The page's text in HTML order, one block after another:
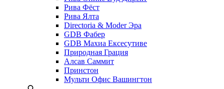
Рива Фёст
Рива Ялта
Directoria & Moder Эра
GDB Фабер
GDB Махиа Ексесутиве
Природная Грация
Алсав Саммит
Принстон
Мульти Офис Вашингтон